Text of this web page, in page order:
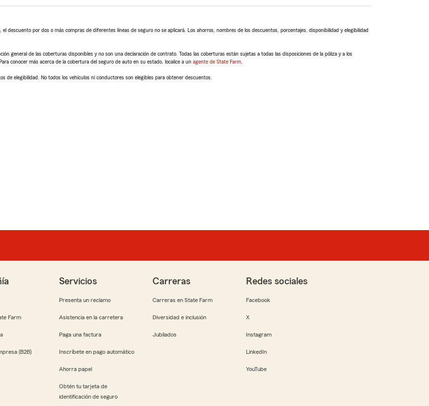
descuento por dos o más compras de diferentes líneas de seguro no se aplicará. Los ahorros, nombres de los descuentos, porcentajes, disponibilidad y elegibilidad
general de las coberturas disponibles y no son una declaración de contrato. Todas las coberturas están sujetas a todas las disposiciones de la póliza y a los
conocer más acerca de la cobertura del seguro de auto en su estado, localice a un agente de State Farm
de elegibilidad. No todos los vehículos ni conductores son elegibles para obtener descuentos.
Farm
(B2B)
Servicios
Presenta un reclamo
Asistencia en la carretera
Paga una factura
Inscríbete en pago automático
Ahorra papel
Obtén tu tarjeta de
identificación de seguro
Carreras
Carreras en State Farm
Diversidad e inclusión
Jubilados
Redes sociales
Facebook
X
Instagram
LinkedIn
YouTube